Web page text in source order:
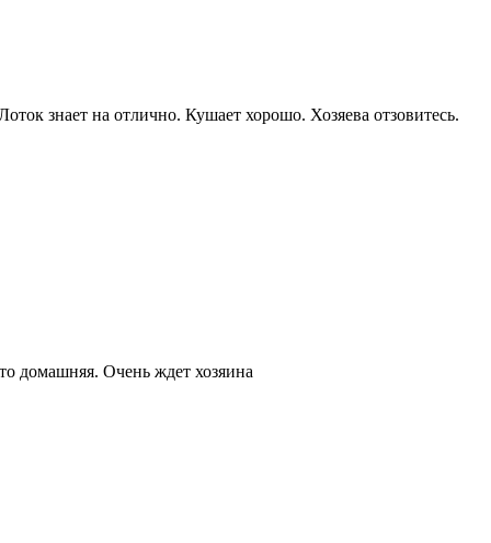
знает на отлично. Кушает хорошо. Хозяева отзовитесь.
домашняя. Очень ждет хозяина